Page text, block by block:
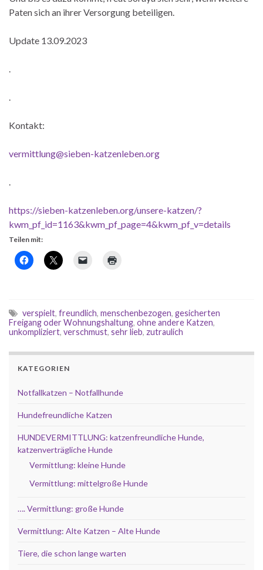
Paten sich an ihrer Versorgung beteiligen.
Update 13.09.2023
.
.
Kontakt:
vermittlung@sieben-katzenleben.org
.
https://sieben-katzenleben.org/unsere-katzen/?
kwm_pf_id=1163&kwm_pf_page=4&kwm_pf_v=details
Teilen mit:
verspielt, freundlich, menschenbezogen, gesicherten
Freigang oder Wohnungshaltung, ohne andere Katzen,
unkompliziert, verschmust, sehr lieb, zutraulich
KATEGORIEN
Notfallkatzen – Notfallhunde
Hundefreundliche Katzen
HUNDEVERMITTLUNG: katzenfreundliche Hunde,
katzenverträgliche Hunde
Vermittlung: kleine Hunde
Vermittlung: mittelgroße Hunde
…. Vermittlung: große Hunde
Vermittlung: Alte Katzen – Alte Hunde
Tiere, die schon lange warten